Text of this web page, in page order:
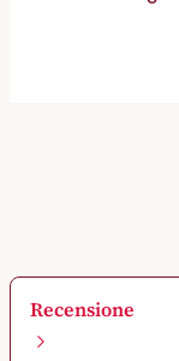
Recensione